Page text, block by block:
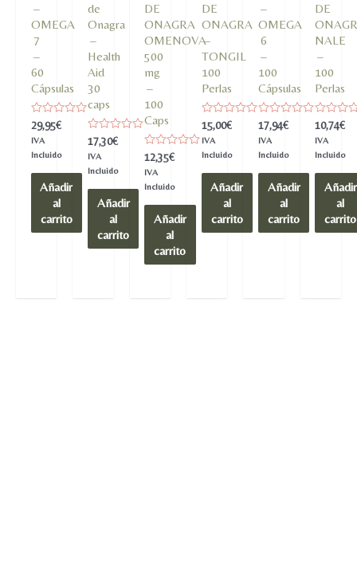
–
OMEGA
7
–
60
Cápsulas
Valorado
en
0
de
29,95€
IVA
Incluido
Añadir
al
carrito
de
Onagra
–
Health
Aid
30
caps
Valorado
0
de
17,30€
IVA
Incluido
Añadir
al
carrito
DE
ONAGRA
OMENOVA
500
mg
–
100
Caps
Valorado
0
de
12,35€
IVA
Incluido
Añadir
al
carrito
DE
ONAGRA
–
TONGIL
100
Perlas
Valorado
en
0
de
15,00€
IVA
Incluido
Añadir
al
carrito
–
OMEGA
6
–
100
Cápsulas
Valorado
0
de
17,94€
IVA
Incluido
Añadir
al
carrito
DE
NALE
–
100
Perlas
Valorado
0
de
10,74€
IVA
Incluido
Añadir
al
carrito